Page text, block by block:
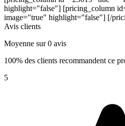
highlight="false"] [pricing_column
image="true" highlight="false"] [/
Avis clients
Moyenne sur 0 avis
100% des clients recommandent ce
5